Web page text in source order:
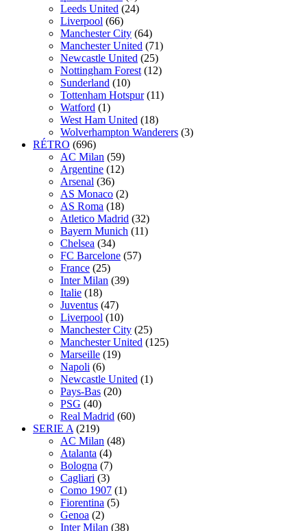
Leeds United (24)
Liverpool (66)
Manchester City (64)
Manchester United (71)
Newcastle United (25)
Nottingham Forest (12)
Sunderland (10)
Tottenham Hotspur (11)
Watford (1)
West Ham United (18)
Wolverhampton Wanderers (3)
RÉTRO (696)
AC Milan (59)
Argentine (12)
Arsenal (36)
AS Monaco (2)
AS Roma (18)
Atletico Madrid (32)
Bayern Munich (11)
Chelsea (34)
FC Barcelone (57)
France (25)
Inter Milan (39)
Italie (18)
Juventus (47)
Liverpool (10)
Manchester City (25)
Manchester United (125)
Marseille (19)
Napoli (6)
Newcastle United (1)
Pays-Bas (20)
PSG (40)
Real Madrid (60)
SERIE A (219)
AC Milan (48)
Atalanta (4)
Bologna (7)
Cagliari (3)
Como 1907 (1)
Fiorentina (5)
Genoa (2)
Inter Milan (38)